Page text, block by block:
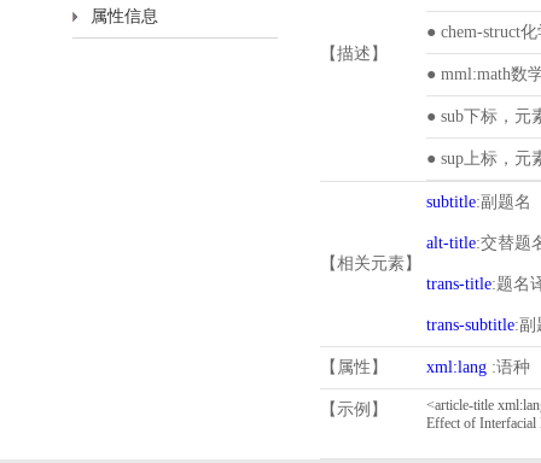
属性信息
【描述】
● chem-struct
● mml:math数
● sub下标，元
● sup上标，元
【相关元素】
subtitle:副题名
alt-title:交替题
trans-title:题名
trans-subtitle:副
【属性】 xml:lang :语种
【示例】